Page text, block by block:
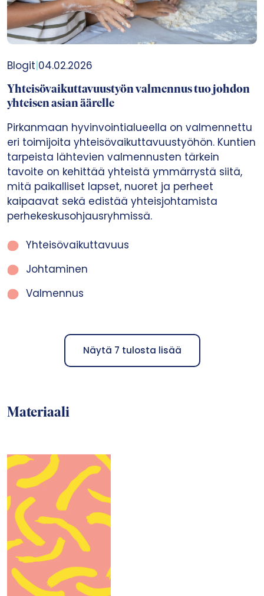
Blogit|04.02.2026
Yhteisövaikuttavuustyön valmennus tuo johdon
yhteisen asian äärelle
Pirkanmaan hyvinvointialueella on valmennettu
eri toimijoita yhteisövaikuttavuustyöhön. Kuntien
tarpeista lähtevien valmennusten tärkein
tavoite on kehittää yhteistä ymmärrystä siitä,
mitä paikalliset lapset, nuoret ja perheet
kaipaavat sekä edistää yhteisjohtamista
perhekeskusohjausryhmissä.
Yhteisövaikuttavuus
Johtaminen
Valmennus
Näytä 7 tulosta lisää
Materiaali